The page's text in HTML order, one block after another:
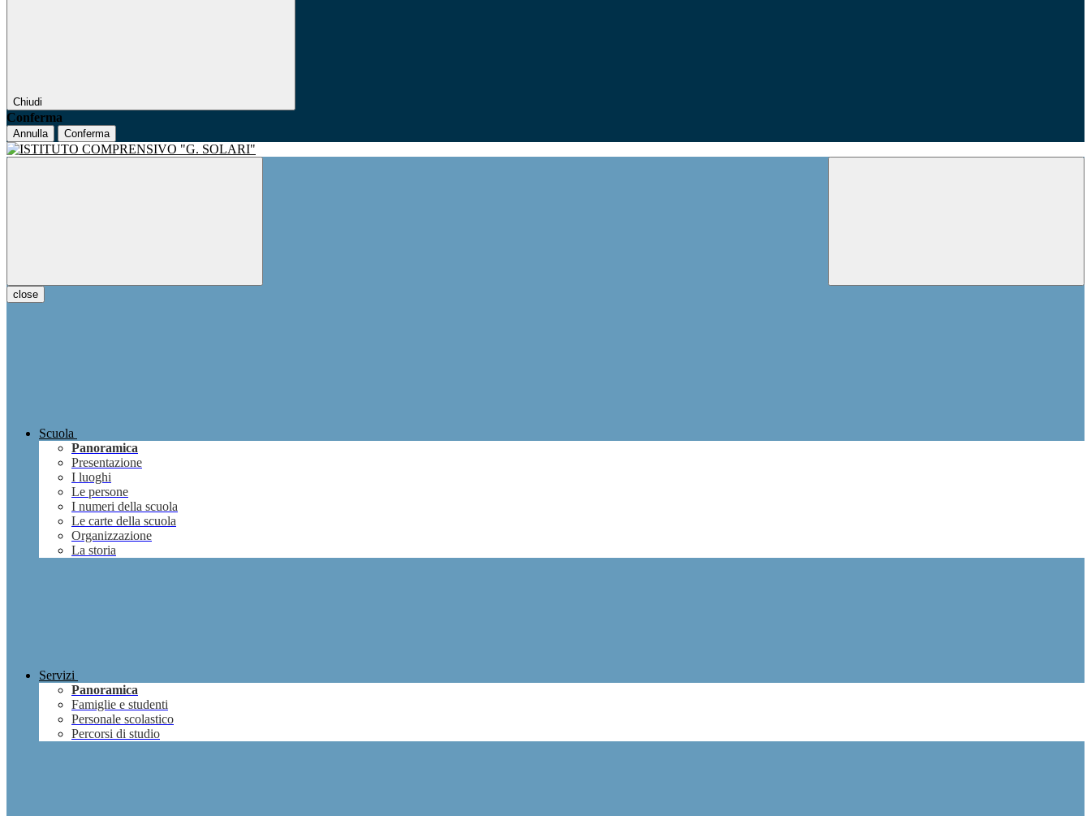
Chiudi
Conferma
Annulla Conferma
close
Scuola
Panoramica
Presentazione
I luoghi
Le persone
I numeri della scuola
Le carte della scuola
Organizzazione
La storia
Servizi
Panoramica
Famiglie e studenti
Personale scolastico
Percorsi di studio